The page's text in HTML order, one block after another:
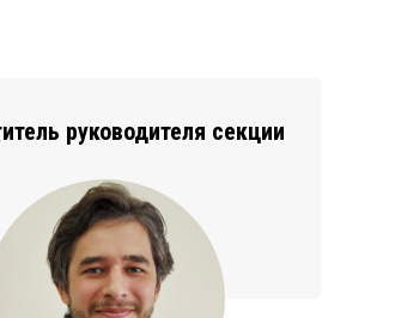
руководителя секции